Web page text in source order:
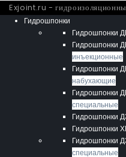
Exjoint.ru -
Гидрошпонки
Гидрошпонки
Гидрошпонки
инъекционные
Гидрошпонки
набухающие
Гидрошпонки
специальные
Гидрошпонки
Гидрошпонки
Гидрошпонки
специальные